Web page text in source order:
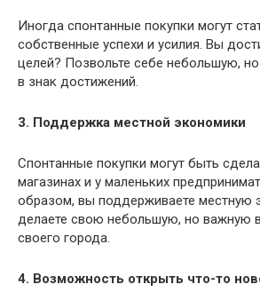
Иногда спонтанные покупки могут
собственные успехи и усилия. Вы
целей? Позвольте себе небольшую,
в знак достижений.
3. Поддержка местной экономики
Спонтанные покупки могут быть
магазинах и у маленьких
образом, вы поддерживаете местную
делаете свою небольшую, но важную
своего города.
4. Возможность открыть что-то